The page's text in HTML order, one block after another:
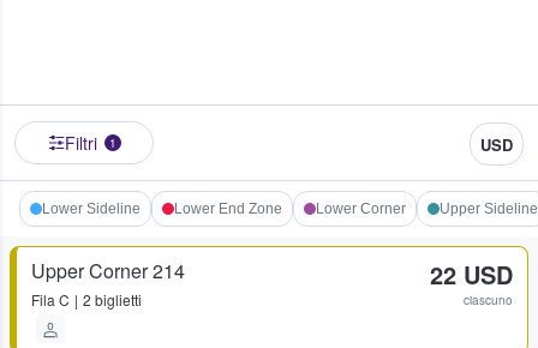
Filtri 1 USD
Lower Sideline Lower End Zone Lower Corner Upper Sideline
Upper Corner 214
Fila C 2 biglietti
22 USD
ciascuno